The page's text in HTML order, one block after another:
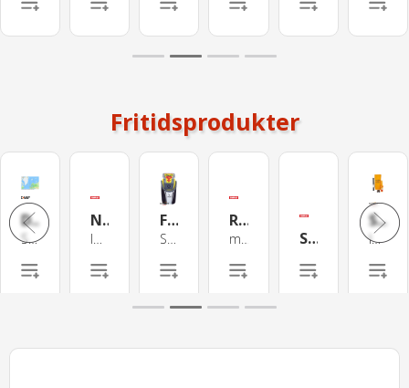
Fritidsprodukter
DISCOVER Kart -Northern & Central Europe
Simrad NSS/GO/Cruise, B&G Zeus/Vulcan
NSS 4 - 12
Innebygd dobbelkanals 1 kW ekkolodd
FastFind 220 PLB inkl. flyteveske
Satelittbasert personlig nødpeilesender
RS40-B Marine VHF Radio m AIS RT/TX
med DSC og AIS sender/mottaker SIMRAD HALO20 Radar
SmartFind S5A AIS SART
IMO-godkjent SART sender, GMDSS-standard